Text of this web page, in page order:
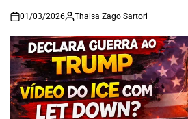
on
01/03/2026 Thaisa Zago Sartori